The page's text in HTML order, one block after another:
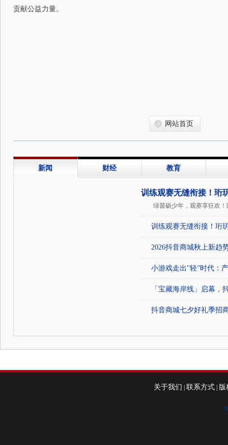
贡献公益力量。
网站首页
新闻 财经 教育
训练观赛无缝衔接！珩
赛事第二现场
绿茵砺少年，观赛享狂欢
训练观赛无缝衔接！珩
2026抖音商城秋上新趋
小游戏走出"轻”时代：
「宝藏海岸线」启幕，
抖音商城七夕好礼季招
关于我们 联系方式 版